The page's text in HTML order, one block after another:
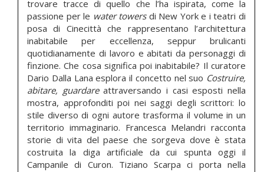
trovare tracce di quello che l’ha ispirata, come la
passione per le water towers di New York e i teatri di
posa di Cinecittà che rappresentano l’architettura
inabitabile per eccellenza, seppur brulicanti
quotidianamente di lavoro e abitati da personaggi di
finzione. Che cosa significa poi inabitabile? Il curatore
Dario Dalla Lana esplora il concetto nel suo Costruire,
abitare, guardareattraversando i casi esposti nella
mostra, approfonditi poi nei saggi degli scrittori: lo
stile diverso di ogni autore trasforma il volume in un
territorio immaginario. Francesca Melandri racconta
storie di vita del paese che sorgeva dove è stata
costruita la diga artificiale da cui spunta oggi il
Campanile di Curon. Tiziano Scarpa ci porta nella